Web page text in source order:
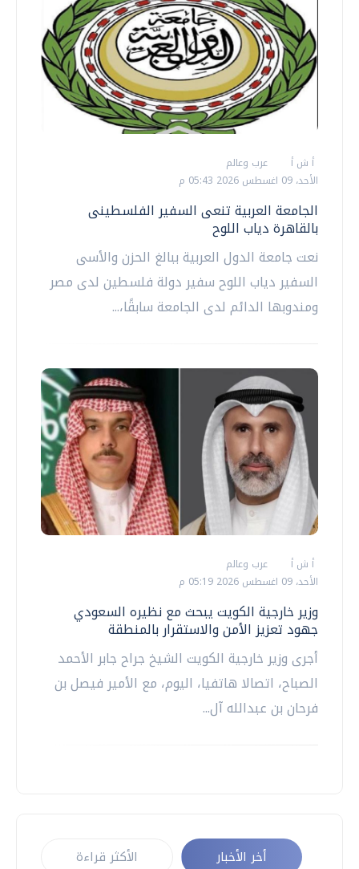
أ ش أ
عرب وعالم
الأحد، 09 اغسطس 2026 05:43 م
الجامعة العربية تنعى السفير الفلسطينى
بالقاهرة دياب اللوح
نعت جامعة الدول العربية ببالغ الحزن والأسى
السفير دياب اللوح سفير دولة فلسطين لدى مصر
ومندوبها الدائم لدى الجامعة سابقًا،...
أ ش أ
عرب وعالم
الأحد، 09 اغسطس 2026 05:19 م
وزير خارجية الكويت يبحث مع نظيره السعودي
جهود تعزيز الأمن والاستقرار بالمنطقة
أجرى وزير خارجية الكويت الشيخ جراح جابر الأحمد
الصباح، اتصالا هاتفيا، اليوم، مع الأمير فيصل بن
فرحان بن عبدالله آل...
أخر الأخبار الأكثر قراءة